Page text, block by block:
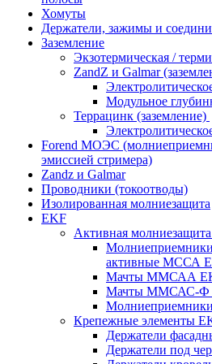
Хомуты
Держатели, зажимы и
Заземление
Экзотермическая /
ZandZ и Galmar
Модульное
Террацинк (заземление)
Forend МОЭС
эмиссией стримера)
Zandz и Galmar
Проводники (токоотводы)
Изолированная молниезащита
EKF
Активная
активные МССА
Мачты ММСАА
Мачты ММСАС-Ф
Крепежные элементы
Держатели
Держатели под